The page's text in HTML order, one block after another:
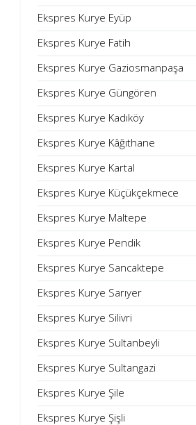
Ekspres Kurye Eyüp
Ekspres Kurye Fatih
Ekspres Kurye Gaziosmanpaşa
Ekspres Kurye Güngören
Ekspres Kurye Kadıköy
Ekspres Kurye Kâğıthane
Ekspres Kurye Kartal
Ekspres Kurye Küçükçekmece
Ekspres Kurye Maltepe
Ekspres Kurye Pendik
Ekspres Kurye Sancaktepe
Ekspres Kurye Sarıyer
Ekspres Kurye Silivri
Ekspres Kurye Sultanbeyli
Ekspres Kurye Sultangazi
Ekspres Kurye Şile
Ekspres Kurye Şişli